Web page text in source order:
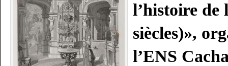
l’histoire
siècles)»,
l’ENS